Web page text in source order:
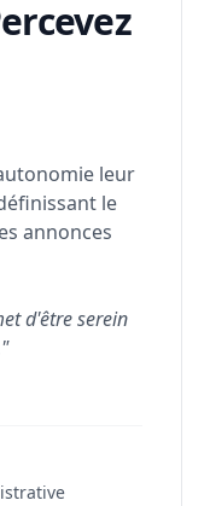
leur
le
annonces
d'être serein